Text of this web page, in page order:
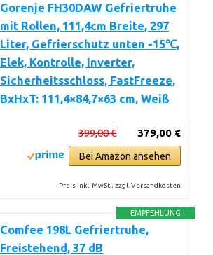
Gorenje FH30DAW Gefriertruhe
mit Rollen, 111,4cm Breite, 297
Liter, Gefrierschutz unten -15℃,
Elek, Kontrolle, Inverter,
Sicherheitsschloss, FastFreeze,
BxHxT: 111,4×84,7×63 cm, Weiß
379,00 €
399,00 €
Bei Amazon ansehen
Preis inkl. MwSt., zzgl. Versandkosten
EMPFEHLUNG
Comfee 198L Gefriertruhe,
Freistehend, 37 dB